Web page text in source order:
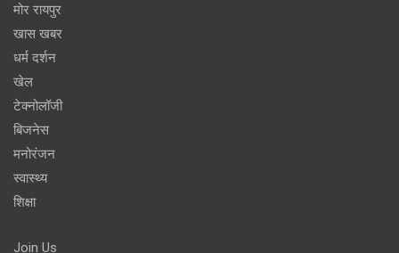
मोर रायपुर
खास खबर
धर्म दर्शन
खेल
टेक्नोलॉजी
बिजनेस
मनोरंजन
स्वास्थ्य
शिक्षा
Join Us